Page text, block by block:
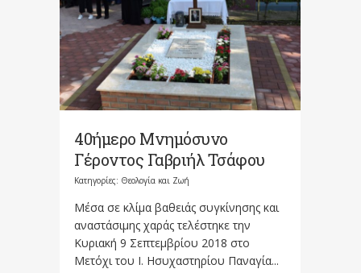
40ήμερο Μνημόσυνο
Γέροντος Γαβριήλ Τσάφου
Κατηγορίες: Θεολογία και Ζωή
Μέσα σε κλίμα βαθειάς συγκίνησης και
αναστάσιμης χαράς τελέστηκε την
Κυριακή 9 Σεπτεμβρίου 2018 στο
Μετόχι του Ι. Ησυχαστηρίου Παναγία...